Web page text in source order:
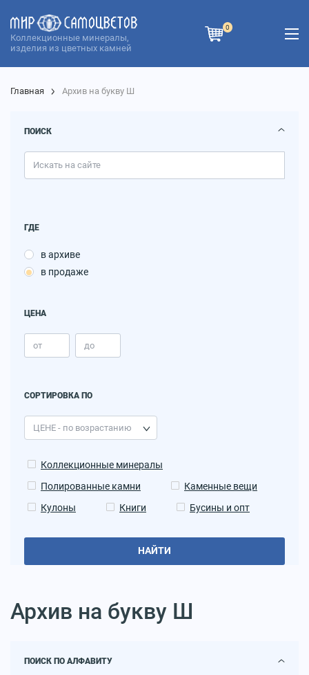
Коллекционные минералы,
изделия из цветных камней
0
Главная Архив на букву Ш
ПОИСК
ГДЕ
в архиве
в продаже
ЦЕНА
СОРТИРОВКА ПО
Коллекционные минералы
Полированные камни
Каменные вещи
Кулоны
Книги Бусины и опт
НАЙТИ
Архив на букву Ш
ПОИСК ПО АЛФАВИТУ